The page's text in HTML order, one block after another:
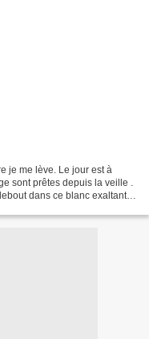
je me lève. Le jour est à
sont prêtes depuis la veille .
dans ce blanc exaltant